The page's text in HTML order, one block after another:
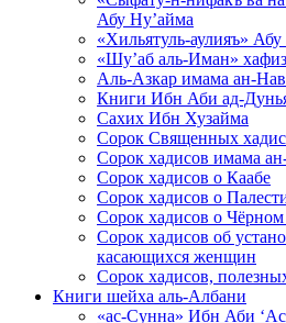
Абу Ну’айма
«Хильятуль-аулияъ»
«Шу’аб аль-Иман»
Аль-Азкар имама ан-
Книги Ибн Аби ад-
Сахих Ибн Хузайма
Сорок Священных
Сорок хадисов имама
Сорок хадисов о Каабе
Сорок хадисов о
Сорок хадисов о
Сорок хадисов об
касающихся женщин
Сорок хадисов,
Книги шейха аль-Албани
«ас-Сунна» Ибн Аби